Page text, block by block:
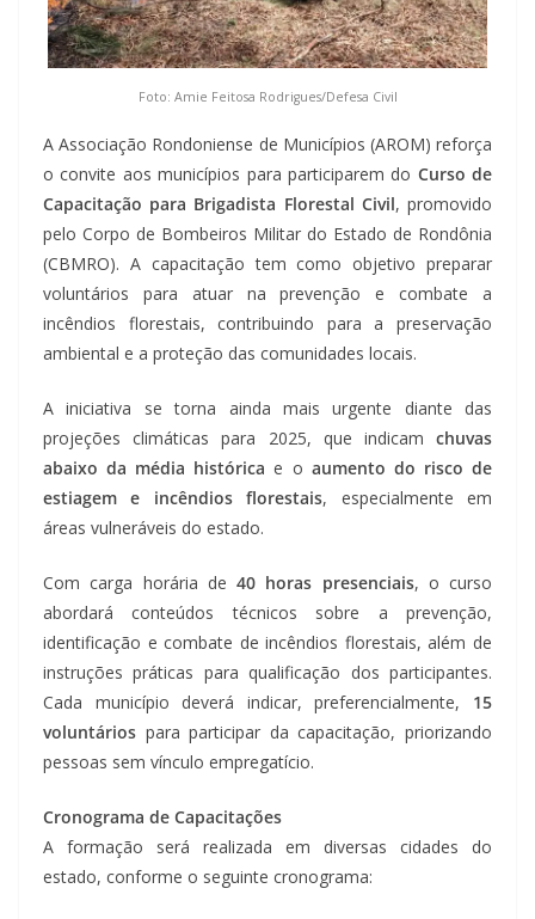
Foto: Amie Feitosa Rodrigues/Defesa Civil
A Associação Rondoniense de Municípios (AROM) reforça
o convite aos municípios para participarem do Curso de
Capacitação para Brigadista Florestal Civil, promovido
pelo Corpo de Bombeiros Militar do Estado de Rondônia
(CBMRO). A capacitação tem como objetivo preparar
voluntários para atuar na prevenção e combate a
incêndios florestais, contribuindo para a preservação
ambiental e a proteção das comunidades locais.
A iniciativa se torna ainda mais urgente diante das
projeções climáticas para 2025, que indicam chuvas
abaixo da média histórica e o aumento do risco de
estiagem e incêndios florestais, especialmente em
áreas vulneráveis do estado.
Com carga horária de 40 horas presenciais, o curso
abordará conteúdos técnicos sobre a prevenção,
identificação e combate de incêndios florestais, além de
instruções práticas para qualificação dos participantes.
Cada município deverá indicar, preferencialmente, 15
voluntários para participar da capacitação, priorizando
pessoas sem vínculo empregatício.
Cronograma de Capacitações
A formação será realizada em diversas cidades do
estado, conforme o seguinte cronograma: